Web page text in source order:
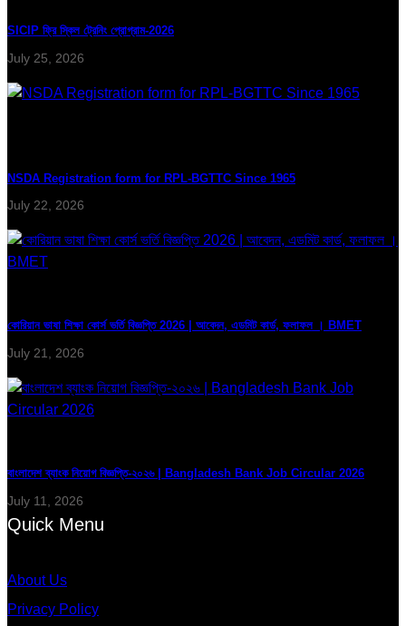
SICIP ফ্রি স্কিল ট্রেনিং প্রোগ্রাম-2026
July 25, 2026
NSDA Registration form for RPL-BGTTC Since 1965
July 22, 2026
কোরিয়ান ভাষা শিক্ষা কোর্স ভর্তি বিজ্ঞপ্তি 2026 | আবেদন, এডমিট কার্ড, ফলাফল । BMET
July 21, 2026
বাংলাদেশ ব্যাংক নিয়োগ বিজ্ঞপ্তি-২০২৬ | Bangladesh Bank Job Circular 2026
July 11, 2026
Quick Menu
About Us
Privacy Policy